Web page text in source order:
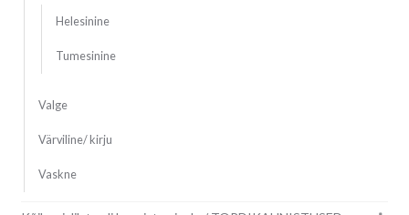
Helesinine
Tumesinine
Valge
Värviline/ kirju
Vaskne